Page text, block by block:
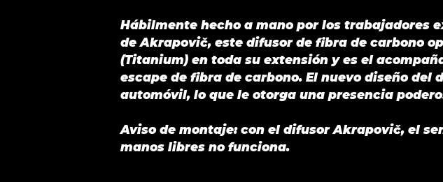
Hábilmente hecho a mano por los trabajadores
de Akrapovič, este difusor de fibra de carbono
(Titanium) en toda su extensión y es el
escape de fibra de carbono. El nuevo diseño
automóvil, lo que le otorga una presencia
Aviso de montaje: con el difusor Akrapovič, el
manos libres no funciona.